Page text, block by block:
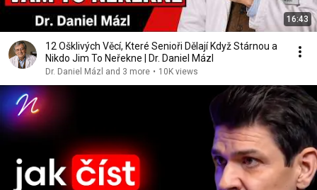
16:43
12 Ošklivých Věcí, Které Senioři Dělají Když Stárnou a
Nikdo Jim To Neřekne | Dr. Daniel Mázl
Dr. Daniel Mázl and 3 more • 10K views